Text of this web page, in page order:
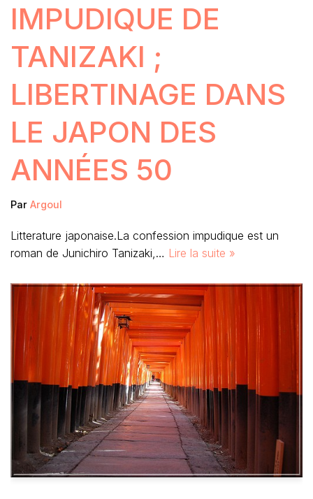
IMPUDIQUE DE
TANIZAKI ;
LIBERTINAGE DANS
LE JAPON DES
ANNÉES 50
Par Argoul
Litterature japonaise.La confession impudique est un
roman de Junichiro Tanizaki,… Lire la suite »